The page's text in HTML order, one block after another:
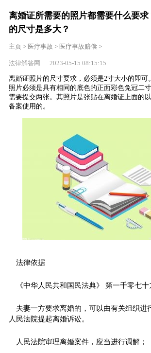
离婚证所需要的照片都需要什么要
的尺寸是多大？
主页> 医疗事故 > 医疗事故赔偿>
法律解答网 2023-05-15 08:15:15
离婚证照片的尺寸要求，必须是2寸大小的即可
照片必须是具有相同的底色的正面彩色免冠二
需要提交两张。其照片是张贴在离婚证上面的
备案使用的。
法律依据
《中华人民共和国民法典》 第一千零七十
夫妻一方要求离婚的，可以由有关组织进
人民法院提起离婚诉讼。
人民法院审理离婚案件，应当进行调解；